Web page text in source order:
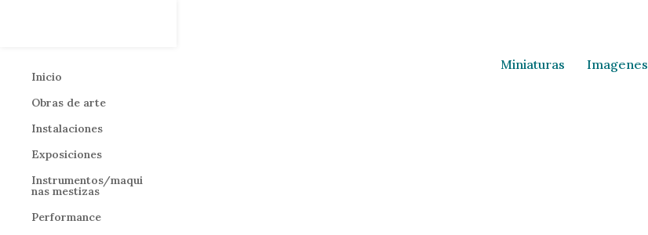
Inicio
Obras de arte
Instalaciones
Exposiciones
Instrumentos/maqui
nas mestizas
Performance
Miniaturas Imagenes
Miniaturas Imagenes